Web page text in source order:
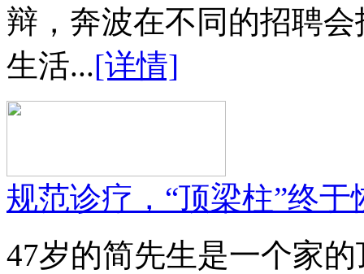
辩，奔波在不同的招聘
生活...[详情]
规范诊疗，“顶梁柱”终于
47岁的简先生是一个家